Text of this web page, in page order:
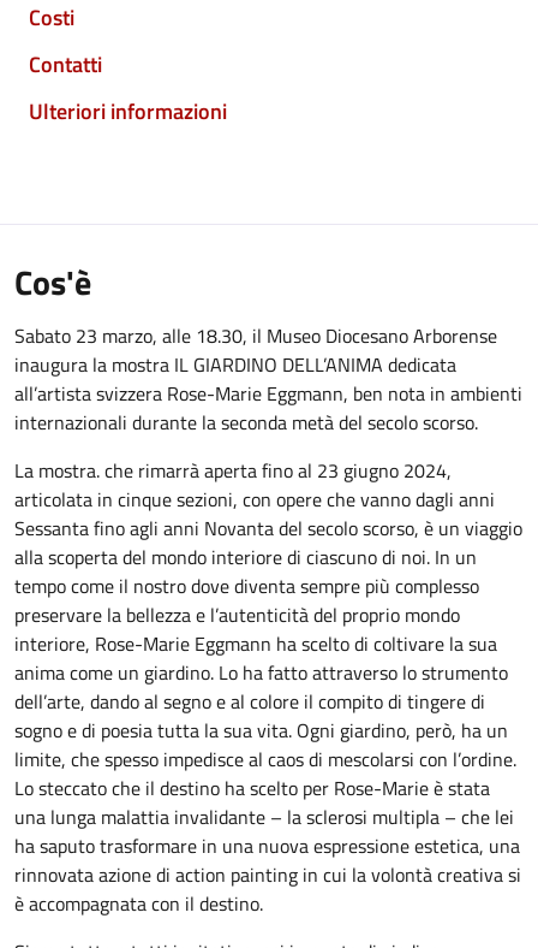
Costi
Contatti
Ulteriori informazioni
Cos'è
Sabato 23 marzo, alle 18.30, il Museo Diocesano Arborense
inaugura la mostra IL GIARDINO DELL’ANIMA dedicata
all’artista svizzera Rose-Marie Eggmann, ben nota in ambienti
internazionali durante la seconda metà del secolo scorso.
La mostra. che rimarrà aperta fino al 23 giugno 2024,
articolata in cinque sezioni, con opere che vanno dagli anni
Sessanta fino agli anni Novanta del secolo scorso, è un viaggio
alla scoperta del mondo interiore di ciascuno di noi. In un
tempo come il nostro dove diventa sempre più complesso
preservare la bellezza e l’autenticità del proprio mondo
interiore, Rose-Marie Eggmann ha scelto di coltivare la sua
anima come un giardino. Lo ha fatto attraverso lo strumento
dell’arte, dando al segno e al colore il compito di tingere di
sogno e di poesia tutta la sua vita. Ogni giardino, però, ha un
limite, che spesso impedisce al caos di mescolarsi con l’ordine.
Lo steccato che il destino ha scelto per Rose-Marie è stata
una lunga malattia invalidante – la sclerosi multipla – che lei
ha saputo trasformare in una nuova espressione estetica, una
rinnovata azione di action painting in cui la volontà creativa si
è accompagnata con il destino.